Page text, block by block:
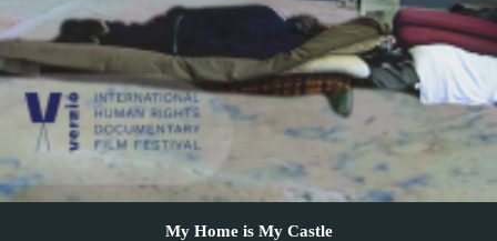
My Home is My Castle